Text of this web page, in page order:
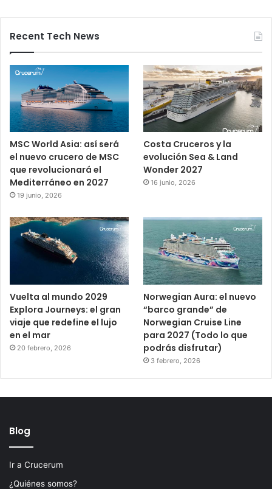
Recent Tech News
MSC World Asia: así será
el nuevo crucero de MSC
que revolucionará el
Mediterráneo en 2027
19 junio, 2026
Costa Cruceros y la
evolución Sea & Land
Wonder 2027
16 junio, 2026
Vuelta al mundo 2029
Explora Journeys: el gran
viaje que redefine el lujo
en el mar
20 febrero, 2026
Norwegian Aura: el nuevo
“barco grande” de
Norwegian Cruise Line
para 2027 (Todo lo que
podrás disfrutar)
3 febrero, 2026
Blog
Ir a Crucerum
¿Quiénes somos?